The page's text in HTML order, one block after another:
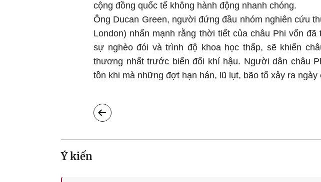
cộng đồng quốc tế không hành động nhanh chóng.
Ông Ducan Green, người đứng đầu nhóm nghiên cứu
London) nhấn mạnh rằng thời tiết của châu Phi vốn
sự nghèo đói và trình độ khoa học thấp, sẽ khiến
thương nhất trước biến đổi khí hậu. Người dân châu
tồn khi mà những đợt hạn hán, lũ lụt, bão tố xảy ra
Ý kiến